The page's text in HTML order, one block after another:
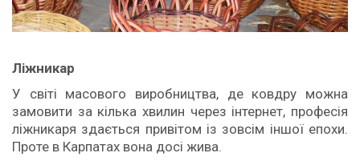
Ліжникар
У світі масового виробництва, де ковдру можна
замовити за кілька хвилин через інтернет, професія
ліжникаря здається привітом із зовсім іншої епохи.
Проте в Карпатах вона досі жива.